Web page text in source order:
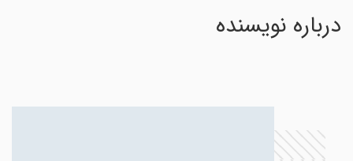
درباره نویسنده